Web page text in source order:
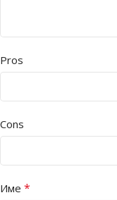
Pros
Cons
Име *